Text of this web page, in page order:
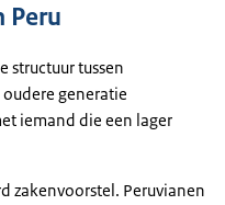
Peru
structuur tussen
generatie
iemand die een lager
zakenvoorstel. Peruvianen